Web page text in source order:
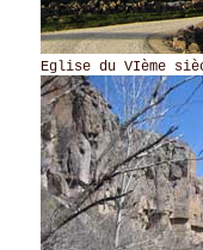
Eglise du